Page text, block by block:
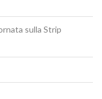
sulla Strip